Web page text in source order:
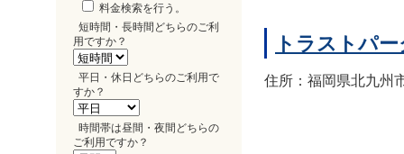
料金検索を行う。
短時間・長時間どちらのご利
用ですか？
平日・休日どちらのご利用で
すか？
時間帯は昼間・夜間どちらの
ご利用ですか？
トラストパ
住所：福岡県北九州